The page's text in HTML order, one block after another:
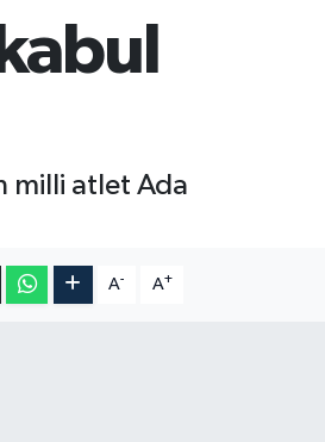
milli atlet Ada
A- A+